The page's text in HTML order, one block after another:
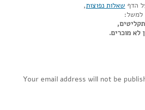
הדף שאלות נפוצות,
למשל:
לא מוכרים.
Your email address will not be